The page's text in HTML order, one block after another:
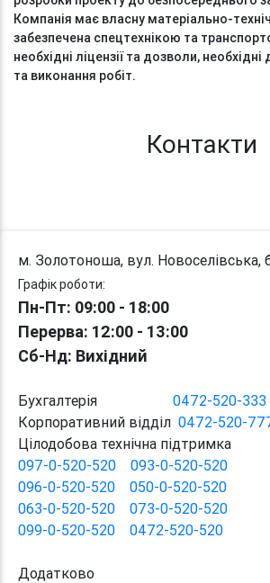
Компанія має власну матеріально-
забезпечена спецтехнікою та
необхідні ліцензії та дозволи,
та виконання робіт.
Контакти
м. Золотоноша, вул. Новоселівська,
Графік роботи:
Пн-Пт: 09:00 - 18:00
Перерва: 12:00 - 13:00
Сб-Нд: Вихідний
Бухгалтерія 0472-520-333
Корпоративний відділ 0472-520-
Цілодобова технічна підтримка
097-0-520-520
093-0-520-520
096-0-520-520
050-0-520-520
063-0-520-520
073-0-520-520
099-0-520-520
0472-520-520
Додатково